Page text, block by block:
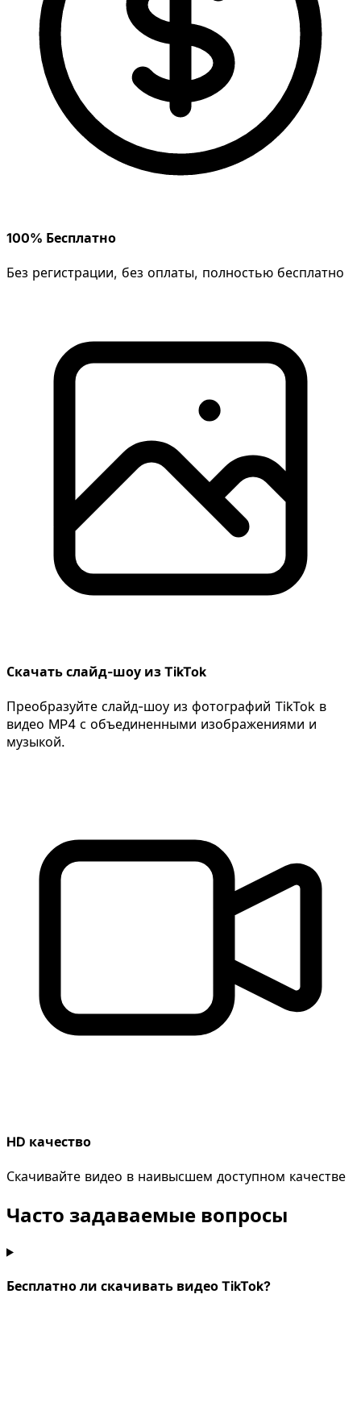
100% Бесплатно
Без регистрации, без оплаты, полностью бесплатно
Скачать слайд-шоу из TikTok
Преобразуйте слайд-шоу из фотографий TikTok в
видео MP4 с объединенными изображениями и
музыкой.
HD качество
Скачивайте видео в наивысшем доступном качестве
Часто задаваемые вопросы
Бесплатно ли скачивать видео TikTok?